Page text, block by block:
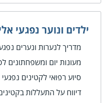
ילדים ונוער נפגעי
מדריך לנערות ונערים
מעונות יום ומשפחתונים
סיוע רפואי לקטינים
דיווח על התעללות